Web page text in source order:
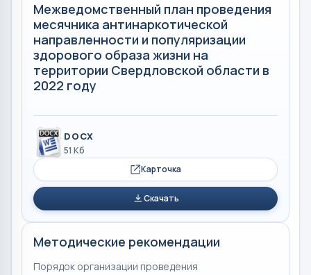
Межведомственный план проведения
месячника антинаркотической
направленности и популяризации
здорового образа жизни на
территории Свердловской области в
2022 году
DOCX
51 Кб
Карточка
Скачать
Методические рекомендации
Порядок организации проведения